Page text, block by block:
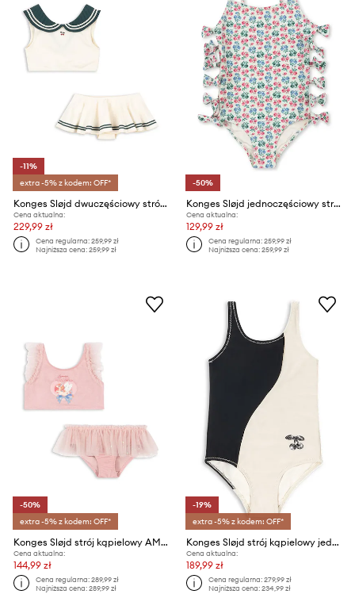
-11%
extra -5% z kodem: OFF*
Konges Sløjd dwuczęściowy strój kąpielowy dziecięcy SAILOR BIKINI GRS
Cena aktualna:
229,99 zł
Cena regularna:259,99 zł
Najniższa cena:259,99 zł
-50%
Konges Sløjd jednoczęściowy strój kąpielowy dziecięcy EDITH SWIMSUIT GRS
Cena aktualna:
129,99 zł
Cena regularna:259,99 zł
Najniższa cena:259,99 zł
-50%
extra -5% z kodem: OFF*
Konges Sløjd strój kąpielowy AMANDINE BIKINI
Cena aktualna:
144,99 zł
Cena regularna:289,99 zł
Najniższa cena:289,99 zł
-19%
extra -5% z kodem: OFF*
Konges Sløjd strój kąpielowy jednoczęściowy dziecięcy TAO SWIMSUIT
Cena aktualna:
189,99 zł
Cena regularna:279,99 zł
Najniższa cena:234,99 zł